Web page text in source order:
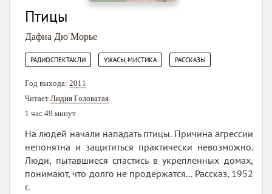
Птицы
Дафна Дю Морье
РАДИОСПЕКТАКЛИ УЖАСЫ, МИСТИКА РАССКАЗЫ
Год выхода: 2011
Читает Лидия Головатая
1 час 49 минут
На людей начали нападать птицы. Причина агрессии
непонятна и защититься практически невозможно.
Люди, пытавшиеся спастись в укрепленных домах,
понимают, что долго не продержатся... Рассказ, 1952
г.